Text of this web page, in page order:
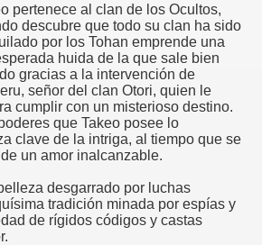
pertenece al clan de los Ocultos,
descubre que todo su clan ha sido
por los Tohan emprende una
huida de la que sale bien
gracias a la intervención de
señor del clan Otori, quien le
cumplir con un misterioso destino.
que Takeo posee lo
clave de la intriga, al tiempo que se
un amor inalcanzable.
desgarrado por luchas
tradición minada por espías y
de rígidos códigos y castas